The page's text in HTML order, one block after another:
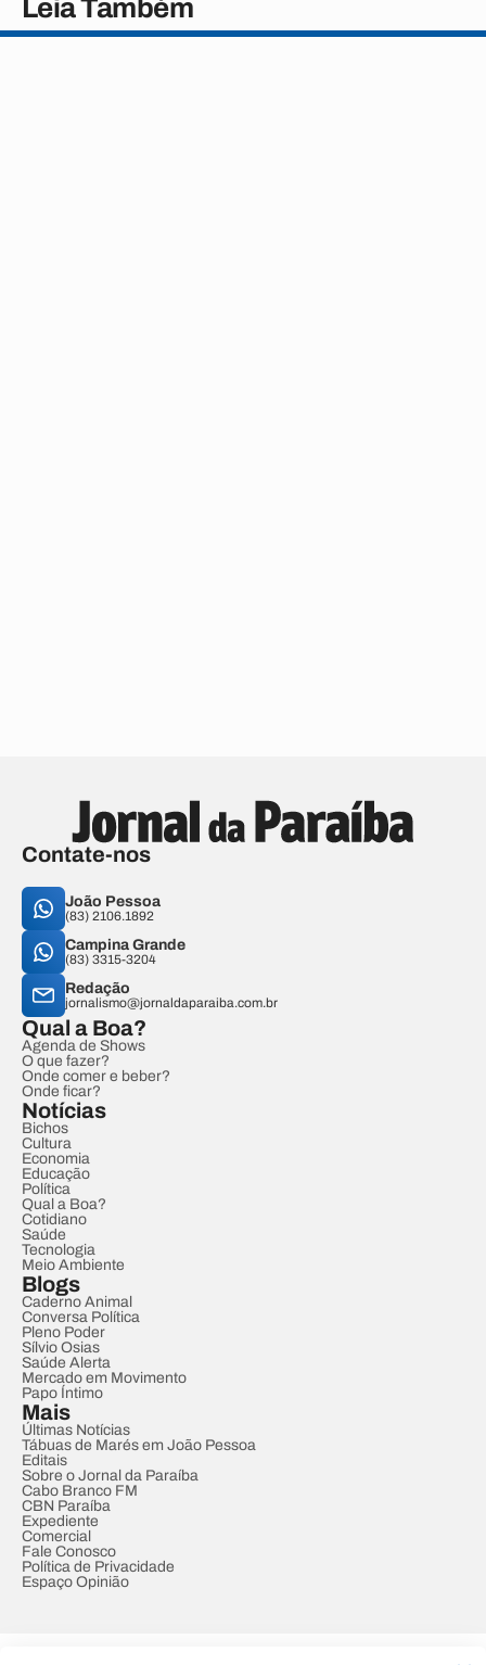
Leia Também
Contate-nos
João Pessoa
(83) 2106.1892
Campina Grande
(83) 3315-3204
Redação
jornalismo@jornaldaparaiba.com.br
Qual a Boa?
Agenda de Shows
O que fazer?
Onde comer e beber?
Onde ficar?
Notícias
Bichos
Cultura
Economia
Educação
Política
Qual a Boa?
Cotidiano
Saúde
Tecnologia
Meio Ambiente
Blogs
Caderno Animal
Conversa Política
Pleno Poder
Sílvio Osias
Saúde Alerta
Mercado em Movimento
Papo Íntimo
Mais
Últimas Notícias
Tábuas de Marés em João Pessoa
Editais
Sobre o Jornal da Paraíba
Cabo Branco FM
CBN Paraíba
Expediente
Comercial
Fale Conosco
Política de Privacidade
Espaço Opinião